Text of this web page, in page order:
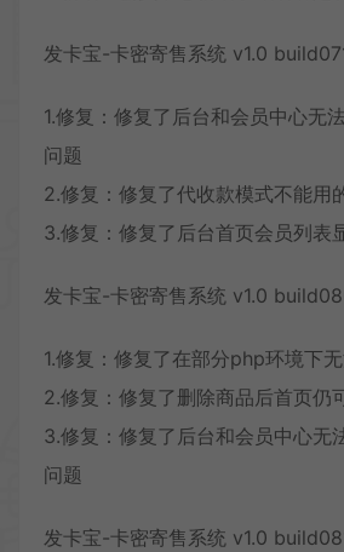
发卡宝-卡密寄售系统 v1.0
1.修复：修复了后台和会员中心无
问题
2.修复：修复了代收款模式不能用
3.修复：修复了后台首页会员列表
发卡宝-卡密寄售系统 v1.0
1.修复：修复了在部分php环境下
2.修复：修复了删除商品后首页仍
3.修复：修复了后台和会员中心无
问题
发卡宝-卡密寄售系统 v1.0